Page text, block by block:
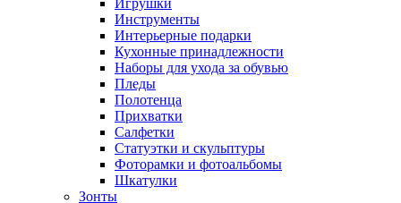
Игрушки
Инструменты
Интерьерные подарки
Кухонные принадлежности
Наборы для ухода за обувью
Пледы
Полотенца
Прихватки
Салфетки
Статуэтки и скульптуры
Фоторамки и фотоальбомы
Шкатулки
Зонты